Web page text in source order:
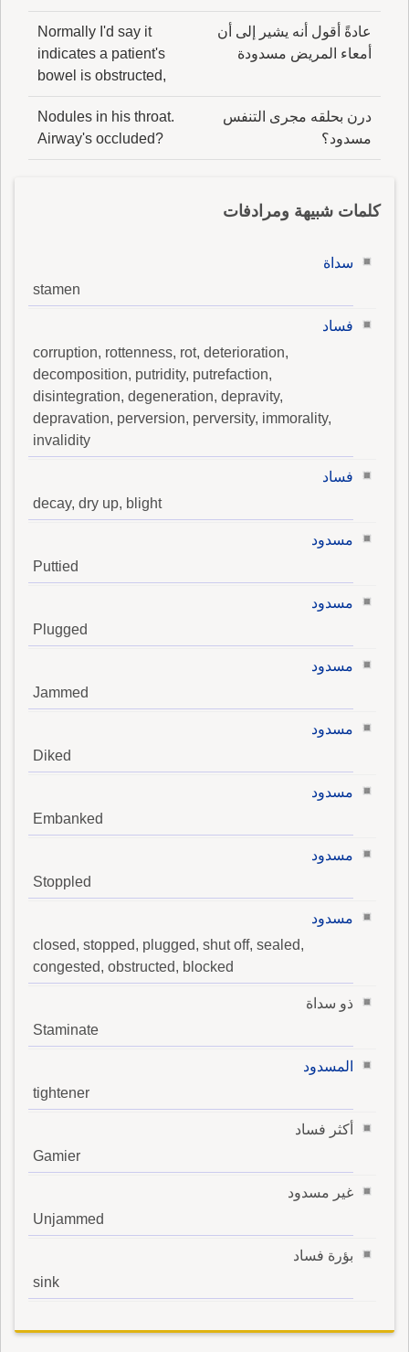
عادةً أقول أنه يشير إلى أن
أمعاء المريض مسدودة
Normally I'd say it
indicates a patient's
bowel is obstructed,
درن بحلقه مجرى التنفس
مسدود؟
Nodules in his throat.
Airway's occluded?
كلمات شبيهة ومرادفات
سداة
stamen
فساد
corruption, rottenness, rot, deterioration,
decomposition, putridity, putrefaction,
disintegration, degeneration, depravity,
depravation, perversion, perversity, immorality,
invalidity
فساد
decay, dry up, blight
مسدود
Puttied
مسدود
Plugged
مسدود
Jammed
مسدود
Diked
مسدود
Embanked
مسدود
Stoppled
مسدود
closed, stopped, plugged, shut off, sealed,
congested, obstructed, blocked
ذو سداة
Staminate
المسدود
tightener
أكثر فساد
Gamier
غير مسدود
Unjammed
بؤرة فساد
sink